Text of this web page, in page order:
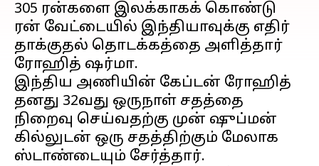
305 ரன்களை இலக்காகக் கொண்டு
ரன் வேட்டையில் இந்தியாவுக்கு எதிர்
தாக்குதல் தொடக்கத்தை அளித்தார்
ரோஹித் ஷர்மா.
இந்திய அணியின் கேப்டன் ரோஹித்
தனது 32வது ஒருநாள் சதத்தை
நிறைவு செய்வதற்கு முன் ஷுப்மன்
கில்லுடன் ஒரு சதத்திற்கும் மேலாக
ஸ்டாண்டையும் சேர்த்தார்.